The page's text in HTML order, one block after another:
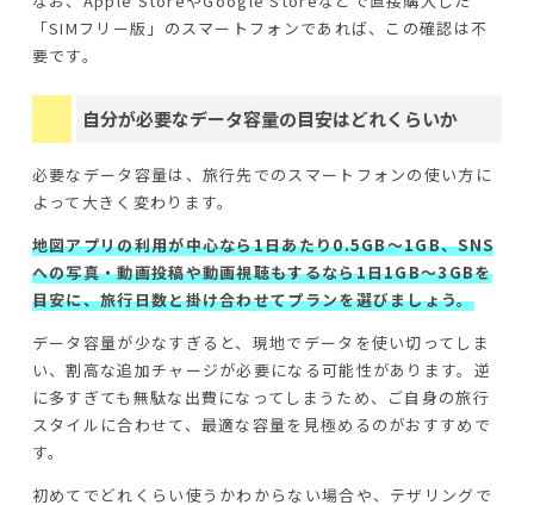
「SIMフリー版」のスマートフォンであれば、この確認は不
要です。
自分が必要なデータ容量の目安はどれくらいか
必要なデータ容量は、旅行先でのスマートフォンの使い方に
よって大きく変わります。
地図アプリの利用が中心なら1日あたり0.5GB～1GB、SNS
への写真・動画投稿や動画視聴もするなら1日1GB～3GBを
目安に、旅行日数と掛け合わせてプランを選びましょう。
データ容量が少なすぎると、現地でデータを使い切ってしま
い、割高な追加チャージが必要になる可能性があります。逆
に多すぎても無駄な出費になってしまうため、ご自身の旅行
スタイルに合わせて、最適な容量を見極めるのがおすすめで
す。
初めてでどれくらい使うかわからない場合や、テザリングで